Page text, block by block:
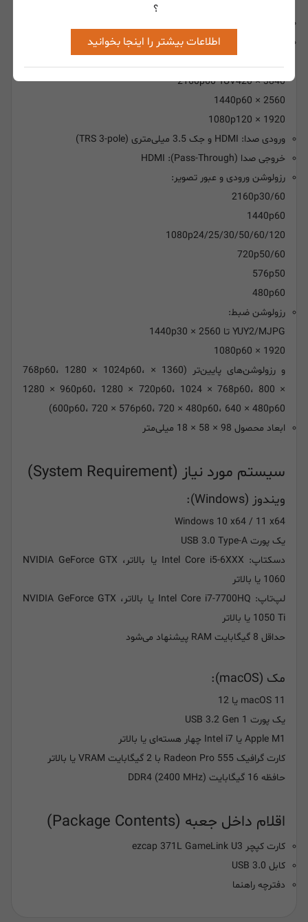
؟
اطلاعات بیشتر را اینجا بخوانیدحداکثر ورودی و خروجی (Pass-Through):
3840 × 2160p60 YUV420
2560 × 1440p60
1920 × 1080p120
ورودی صدا: HDMI و جک 3.5 میلی‌متری (TRS 3-pole)
خروجی صدا (Pass-Through): HDMI
رزولوشن ورودی و عبور تصویر:
2160p30/60
1440p60
1080p24/25/30/50/60/120
720p50/60
576p50
480p60
رزولوشن ضبط:
YUY2/MJPG تا 2560 × 1440p30
1920 × 1080p60
و رزولوشن‌های پایین‌تر (1360 × 768p60، 1280 × 1024p60،
1280 × 960p60، 1280 × 720p60، 1024 × 768p60، 800 ×
600p60، 720 × 576p60، 720 × 480p60، 640 × 480p60)
ابعاد محصول 98 × 58 × 18 میلی‌متر
سیستم مورد نیاز (System Requirement)
ویندوز (Windows):
Windows 10 x64 / 11 x64
یک پورت USB 3.0 Type-A
دسکتاپ: Intel Core i5-6XXX یا بالاتر، NVIDIA GeForce GTX
1060 یا بالاتر
لپ‌تاپ: Intel Core i7-7700HQ یا بالاتر، NVIDIA GeForce GTX
1050 Ti یا بالاتر
حداقل 8 گیگابایت RAM پیشنهاد می‌شود
مک (macOS):
macOS 11 یا 12
یک پورت USB 3.2 Gen 1
Apple M1 یا Intel i7 چهار هسته‌ای یا بالاتر
کارت گرافیک Radeon Pro 555 با 2 گیگابایت VRAM یا بالاتر
حافظه 16 گیگابایت DDR4 (2400 MHz)
اقلام داخل جعبه (Package Contents)
کارت کپچر ezcap 371L GameLink U3
کابل USB 3.0
دفترچه راهنما